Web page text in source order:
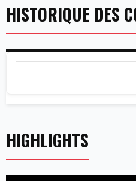
HISTORIQUE DES
HIGHLIGHTS